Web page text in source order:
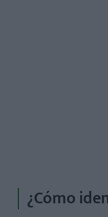
¿Cómo